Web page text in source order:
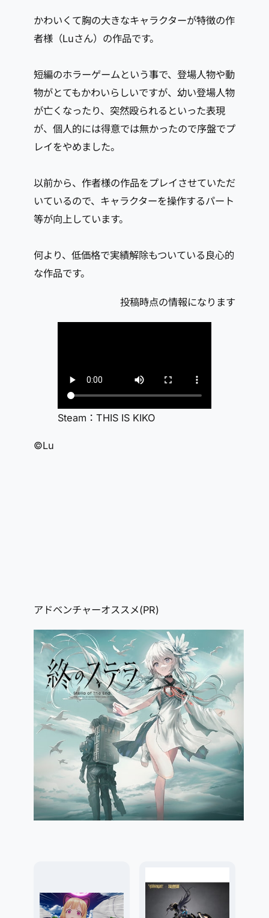
かわいくて胸の大きなキャラクターが特徴の作
者様（Luさん）の作品です。
短編のホラーゲームという事で、登場人物や動
物がとてもかわいらしいですが、幼い登場人物
が亡くなったり、突然殴られるといった表現
が、個人的には得意では無かったので序盤でプ
レイをやめました。
以前から、作者様の作品をプレイさせていただ
いているので、キャラクターを操作するパート
等が向上しています。
何より、低価格で実績解除もついている良心的
な作品です。
投稿時点の情報になります
Steam：THIS IS KIKO
©Lu
アドベンチャーオススメ(PR)